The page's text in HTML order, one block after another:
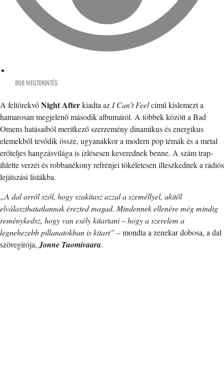
808 MEGTEKINTÉS
A feltörekvőNight Afterkiadta azI Can’t Feelcímű kislemezt a
hamarosan megjelenő második albumáról. A többek között a Bad
Omens hatásaiból merítkező szerzemény dinamikus és energikus
elemekből tevődik össze, ugyanakkor a modern pop témák és a metal
erőteljes hangzásvilága is ízlésesen keverednek benne. A szám trap-
ihlette verzéi és robbanékony refrénjei tökéletesen illeszkednek a rádiós
lejátszási listákba.
„A dal arról szól, hogy szakítasz azzal a személlyel, akitől
elválaszthatatlannak érezted magad. Mindennek ellenére még mindig
reménykedsz, hogy van esély kitartani – hogy a szerelem a
legnehezebb pillanatokban is kitart” – mondta a zenekar dobosa, a dal
szövegírója,Jonne Tuomivaara.